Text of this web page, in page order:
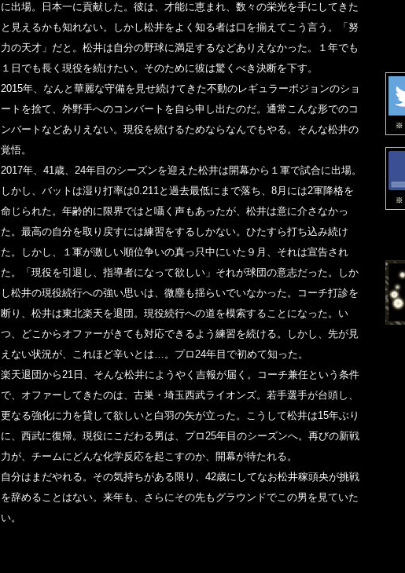
に出場。日本一に貢献した。彼は、才能に恵まれ、数々の栄光を手にしてきた
と見えるかも知れない。しかし松井をよく知る者は口を揃えてこう言う。「努
力の天才」だと。松井は自分の野球に満足するなどありえなかった。１年でも
１日でも長く現役を続けたい。そのために彼は驚くべき決断を下す。
2015年、なんと華麗な守備を見せ続けてきた不動のレギュラーポジョンのショ
ートを捨て、外野手へのコンバートを自ら申し出たのだ。通常こんな形でのコ
ンバートなどありえない。現役を続けるためならなんでもやる。そんな松井の
覚悟。
2017年、41歳、24年目のシーズンを迎えた松井は開幕から１軍で試合に出場。
しかし、バットは湿り打率は0.211と過去最低にまで落ち、8月には2軍降格を
命じられた。年齢的に限界ではと囁く声もあったが、松井は意に介さなかっ
た。最高の自分を取り戻すには練習をするしかない。ひたすら打ち込み続け
た。しかし、１軍が激しい順位争いの真っ只中にいた９月、それは宣告され
た。「現役を引退し、指導者になって欲しい」それが球団の意志だった。しか
し松井の現役続行への強い思いは、微塵も揺らいでいなかった。コーチ打診を
断り、松井は東北楽天を退団。現役続行への道を模索することになった。い
つ、どこからオファーがきても対応できるよう練習を続ける。しかし、先が見
えない状況が、これほど辛いとは…。プロ24年目で初めて知った。
楽天退団から21日、そんな松井にようやく吉報が届く。コーチ兼任という条件
で、オファーしてきたのは、古巣・埼玉西武ライオンズ。若手選手が台頭し、
更なる強化に力を貸して欲しいと白羽の矢が立った。こうして松井は15年ぶり
に、西武に復帰。現役にこだわる男は、プロ25年目のシーズンへ。再びの新戦
力が、チームにどんな化学反応を起こすのか、開幕が待たれる。
自分はまだやれる。その気持ちがある限り、42歳にしてなお松井稼頭央が挑戦
を辞めることはない。来年も、さらにその先もグラウンドでこの男を見ていた
い。